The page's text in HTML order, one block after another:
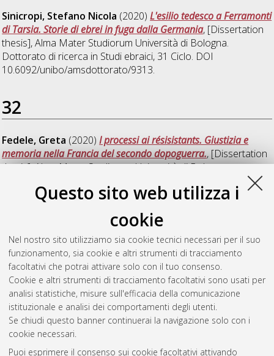
Questo sito web utilizza i
cookie
Nel nostro sito utilizziamo sia cookie tecnici necessari per il suo
funzionamento, sia cookie e altri strumenti di tracciamento
facoltativi che potrai attivare solo con il tuo consenso.
Cookie e altri strumenti di tracciamento facoltativi sono usati per
analisi statistiche, misure sull'efficacia della comunicazione
istituzionale e analisi dei comportamenti degli utenti.
Se chiudi questo banner continuerai la navigazione solo con i
cookie necessari.
Puoi esprimere il consenso sui cookie facoltativi attivando
Sinicropi, Stefano Nicola (2020)L'esilio tedesco a Ferramonti
di Tarsia. Storie di ebrei in fuga dalla Germania, [Dissertation
thesis], Alma Mater Studiorum Università di Bologna.
Dottorato di ricerca in Studi ebraici, 31 Ciclo. DOI
10.6092/unibo/amsdottorato/9313.
32
Fedele, Greta (2020)I processi ai résisistants. Giustizia e
memoria nella Francia del secondo dopoguerra., [Dissertation
thesis], Alma Mater Studiorum Università di Bologna.
Monaco, Emanuele(2020)Transatlantic Brokers. A global
history of Jean Monnet’s network 1914-1943
thesis], Alma Mater Studiorum Università di Bologna.
Dottorato di ricerca inStoria culture civilta', 32 Ciclo. DOI
10.48676/unibo/amsdottorato/9448.
Questa lista e' stata generata il Thu Aug 6 20:35:11 2026
Atom